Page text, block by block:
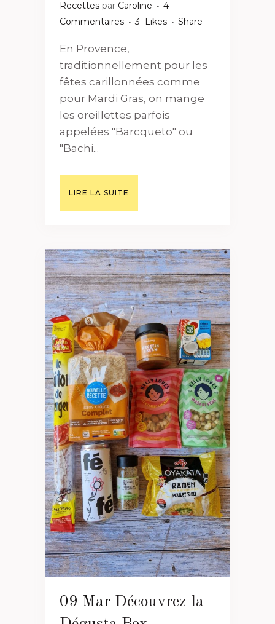
Recettes par Caroline
4
Commentaires
3 Likes Share
En Provence,
traditionnellement pour les
fêtes carillonnées comme
pour Mardi Gras, on mange
les oreillettes parfois
appelées "Barcqueto" ou
"Bachi...
LIRE LA SUITE
09 Mar Découvrez la